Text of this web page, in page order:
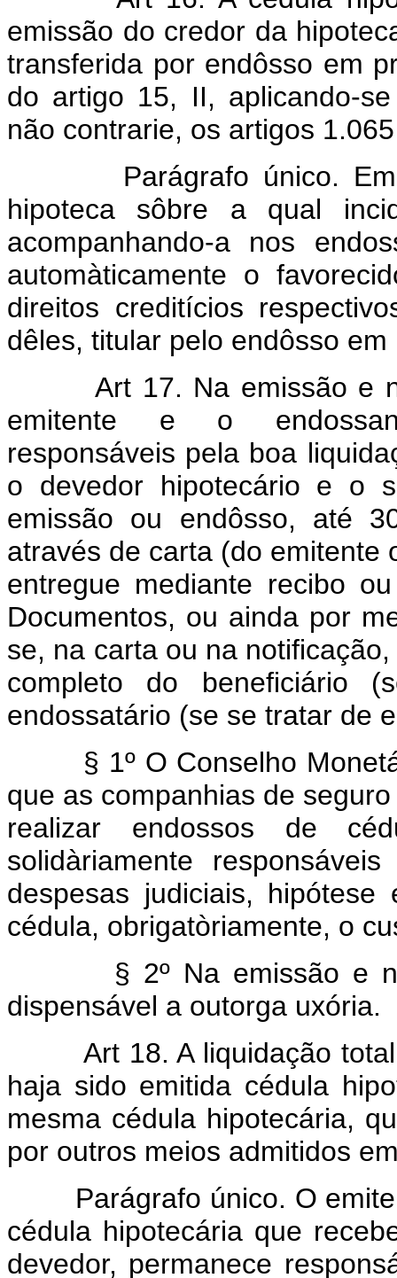
emissão do credor da
transferida por endôsso em
do artigo 15, II, aplicando-
não contrarie, os artigos
Parágrafo único.
hipoteca sôbre a qual
acompanhando-a nos
automàticamente o
direitos creditícios
dêles, titular pelo endôsso em
Art 17. Na emissão e
emitente e o
responsáveis pela boa
o devedor hipotecário e o
emissão ou endôsso, até
através de carta (do emitente
entregue mediante recibo
Documentos, ou ainda por
se, na carta ou na
completo do beneficiário
endossatário (se se tratar de
§ 1º O Conselho
que as companhias de
realizar endossos de
solidàriamente
despesas judiciais,
cédula, obrigatòriamente, o
§ 2º Na emissão e no
dispensável a outorga uxória.
Art 18. A liquidação total
haja sido emitida cédula
mesma cédula hipotecária,
por outros meios admitidos
Parágrafo único. O
cédula hipotecária que
devedor, permanece